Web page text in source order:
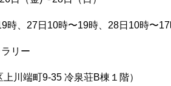
時、27日10時〜19時、28日10時〜
リー
上川端町9-35 冷泉荘B棟１階）